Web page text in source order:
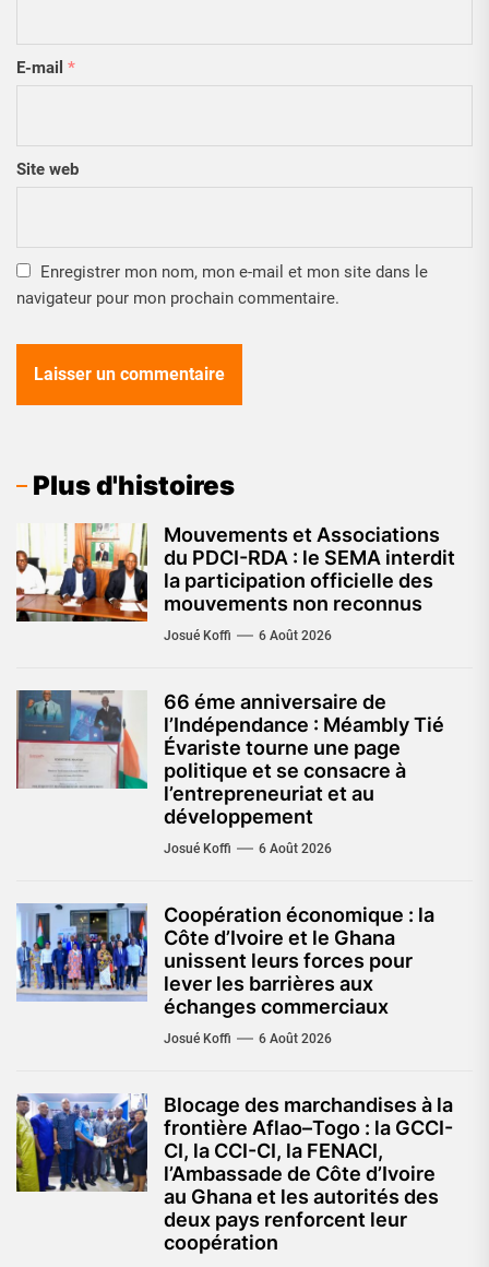
E-mail *
Site web
Enregistrer mon nom, mon e-mail et mon site dans le
navigateur pour mon prochain commentaire.
Plus d'histoires
Mouvements et Associations
du PDCI-RDA : le SEMA interdit
la participation officielle des
mouvements non reconnus
Josué Koffi 6 Août 2026
66 éme anniversaire de
l’Indépendance : Méambly Tié
Évariste tourne une page
politique et se consacre à
l’entrepreneuriat et au
développement
Josué Koffi 6 Août 2026
Coopération économique : la
Côte d’Ivoire et le Ghana
unissent leurs forces pour
lever les barrières aux
échanges commerciaux
Josué Koffi 6 Août 2026
Blocage des marchandises à la
frontière Aflao–Togo : la GCCI-
CI, la CCI-CI, la FENACI,
l’Ambassade de Côte d’Ivoire
au Ghana et les autorités des
deux pays renforcent leur
coopération